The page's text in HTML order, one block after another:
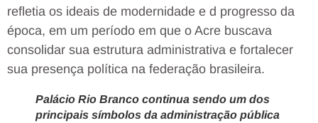
refletia os ideais de modernidade e d progresso da
época, em um período em que o Acre buscava
consolidar sua estrutura administrativa e fortalecer
sua presença política na federação brasileira.
Palácio Rio Branco continua sendo um dos
principais símbolos da administração pública